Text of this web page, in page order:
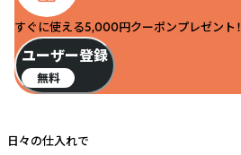
すぐに使える5,000円クーポンプレゼント！
ユーザー登録
無料
日々の仕入れで